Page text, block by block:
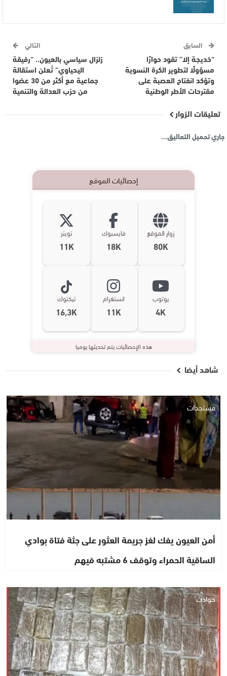
السابق
“خديجة إلا” تقود حوارًا
مسؤولًا لتطوير الكرة النسوية
وتؤكد انفتاح العصبة على
مقترحات الأطر الوطنية
التالي
زلزال سياسي بالعيون.. “رفيقة
اليحياوي” تُعلن استقالة
جماعية مع أكثر من 30 عضوا
من حزب العدالة والتنمية
تعليقات الزوار
جاري تحميل التعاليق...
إحصائيات الموقع
زوار الموقع
80K
فايسبوك
18K
تويتر
11K
يوتوب
4K
انستغرام
11K
تيكتوك
16,3K
هذه الإحصائيات يتم تحديثها يوميا
شاهد أيضا
مستجدات
أمن العيون يفك لغز جريمة العثور على جثة فتاة بوادي
الساقية الحمراء وتوقف 6 مشتبه فيهم
حوادث